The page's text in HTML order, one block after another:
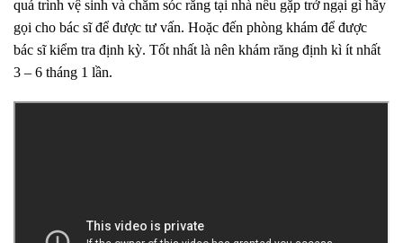
quá trình vệ sinh và chăm sóc răng tại nhà nếu gặp trở ngại gì hãy
gọi cho bác sĩ để được tư vấn. Hoặc đến phòng khám để được
bác sĩ kiểm tra định kỳ. Tốt nhất là nên khám răng định kì ít nhất
3 – 6 tháng 1 lần.